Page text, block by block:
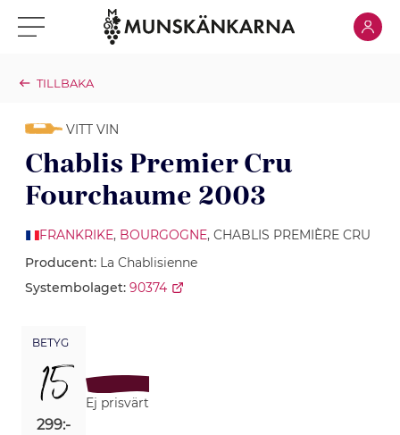
Klicka för meny Klicka
TILLBAKA
VITT VIN
Chablis Premier Cru
Fourchaume 2003
FRANKRIKE, BOURGOGNE, CHABLIS PREMIÈRE CRU
Producent: La Chablisienne
Systembolaget: 90374
BETYG
15
299:-
Ej prisvärt